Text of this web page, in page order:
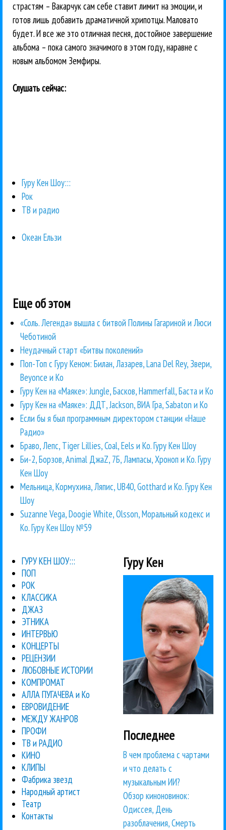
страстям – Вакарчук сам себе ставит лимит на эмоции, и
готов лишь добавить драматичной хрипотцы. Маловато
будет. И все же это отличная песня, достойное завершение
альбома – пока самого значимого в этом году, наравне с
новым альбомом Земфиры.
Слушать сейчас:
Гуру Кен Шоу:::
Рок
ТВ и радио
Океан Ельзи
Еще об этом
«Соль. Легенда» вышла с битвой Полины Гагариной и Люси
Чеботиной
Неудачный старт «Битвы поколений»
Поп-Топ с Гуру Кеном: Билан, Лазарев, Lana Del Rey, Звери,
Beyonce и Ко
Гуру Кен на «Маяке»: Jungle, Басков, Hammerfall, Баста и Ко
Гуру Кен на «Маяке»: ДДТ, Jackson, ВИА Гра, Sabaton и Ко
Если бы я был программным директором станции «Наше
Радио»
Браво, Лепс, Tiger Lillies, Coal, Eels и Ко. Гуру Кен Шоу
Би-2, Борзов, Animal ДжаZ, 7Б, Лампасы, Хроноп и Ко. Гуру
Кен Шоу
Мельница, Кормухина, Ляпис, UB40, Gotthard и Ко. Гуру Кен
Шоу
Suzanne Vega, Doogie White, Olsson, Моральный кодекс и
Ко. Гуру Кен Шоу №59
ГУРУ КЕН ШОУ:::
ПОП
РОК
КЛАССИКА
ДЖАЗ
ЭТНИКА
ИНТЕРВЬЮ
КОНЦЕРТЫ
РЕЦЕНЗИИ
ЛЮБОВНЫЕ ИСТОРИИ
КОМПРОМАТ
АЛЛА ПУГАЧЕВА и Ко
ЕВРОВИДЕНИЕ
МЕЖДУ ЖАНРОВ
ПРОФИ
ТВ и РАДИО
КИНО
КЛИПЫ
Фабрика звезд
Народный артист
Театр
Контакты
Гуру Кен
Последнее
В чем проблема с чартами
и что делать с
музыкальным ИИ?
Обзор киноновинок:
Одиссея, День
разоблачения, Смерть